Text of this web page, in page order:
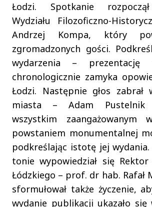
Łodzi. Spotkanie
Wydziału Filozoficzno-
Andrzej Kompa, który
zgromadzonych gości.
wydarzenia –
chronologicznie zamyka
Łodzi. Następnie głos zabrał
miasta – Adam Pustelnik
wszystkim zaangażowanym
powstaniem monumentalnej
podkreślając istotę jej
tonie wypowiedział się
Łódzkiego – prof. dr hab. Rafał
sformułował także życzenie,
wydanie publikacji ukazało się